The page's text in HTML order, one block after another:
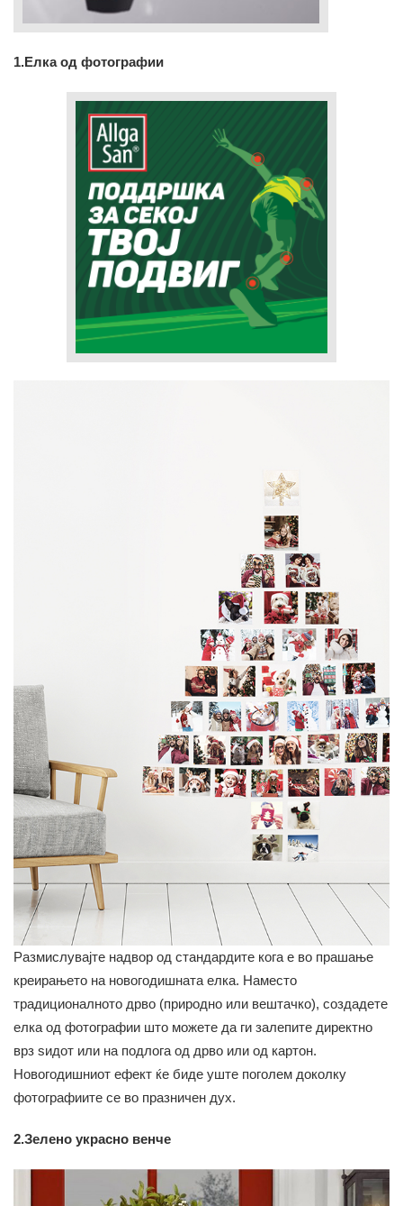
1.Елка од фотографии
Размислувајте надвор од стандардите кога е во прашање
креирањето на новогодишната елка. Наместо
традиционалното дрво (природно или вештачко), создадете
елка од фотографии што можете да ги залепите директно
врз ѕидот или на подлога од дрво или од картон.
Новогодишниот ефект ќе биде уште поголем доколку
фотографиите се во празничен дух.
2.Зелено украсно венче